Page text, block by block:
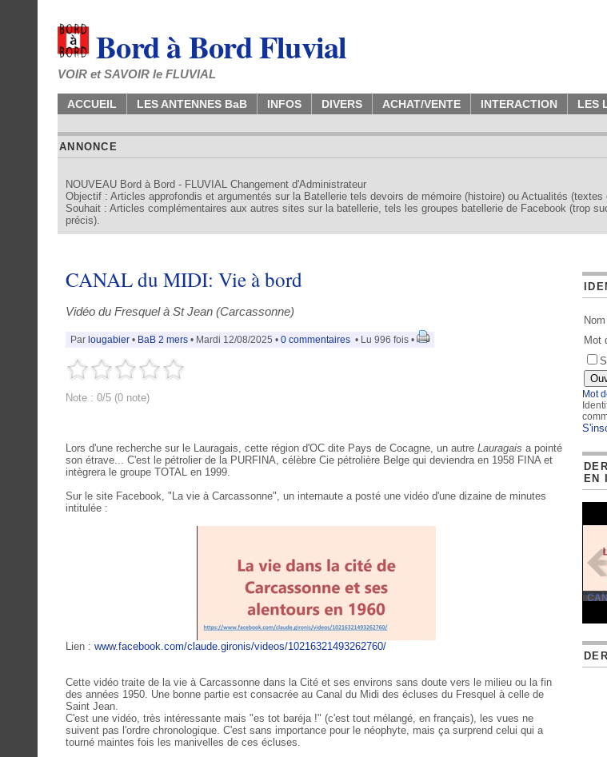
Bord à Bord Fluvial
VOIR et SAVOIR le FLUVIAL
ACCUEIL LES ANTENNES BaB INFOS DIVERS ACHAT/VENTE INTERACTION LES
ANNONCE
NOUVEAU Bord à Bord - FLUVIAL Changement d'Administrateur
Objectif : Articles approfondis et argumentés sur la Batellerie tels devoirs de mémoire (histoire) ou Actualités
Souhait : Articles complémentaires aux autres sites sur la batellerie, tels les groupes batellerie de Facebook (trop
précis).
CANAL du MIDI: Vie à bord
Vidéo du Fresquel à St Jean (Carcassonne)
Par lougabier • BaB 2 mers • Mardi 12/08/2025 • 0 commentaires • Lu 996 fois •
Note : 0/5 (0 note)
Lors d'une recherche sur le Lauragais, cette région d'OC dite Pays de Cocagne, un autre Lauragais a pointé
son étrave... C'est le pétrolier de la PURFINA, célèbre Cie pétrolière Belge qui deviendra en 1958 FINA et
intègrera le groupe TOTAL en 1999.
Sur le site Facebook, "La vie à Carcassonne", un internaute a posté une vidéo d'une dizaine de minutes
intitulée :
Lien : www.facebook.com/claude.gironis/videos/10216321493262760/
Cette vidéo traite de la vie à Carcassonne dans la Cité et ses environs sans doute vers le milieu ou la fin
des années 1950. Une bonne partie est consacrée au Canal du Midi des écluses du Fresquel à celle de
Saint Jean.
C'est une vidéo, très intéressante mais "es tot baréja !" (c'est tout mélangé, en français), les vues ne
suivent pas l'ordre chronologique. C'est sans importance pour le néophyte, mais ça surprend celui qui a
tourné maintes fois les manivelles de ces écluses.
Mot
Mot
EN